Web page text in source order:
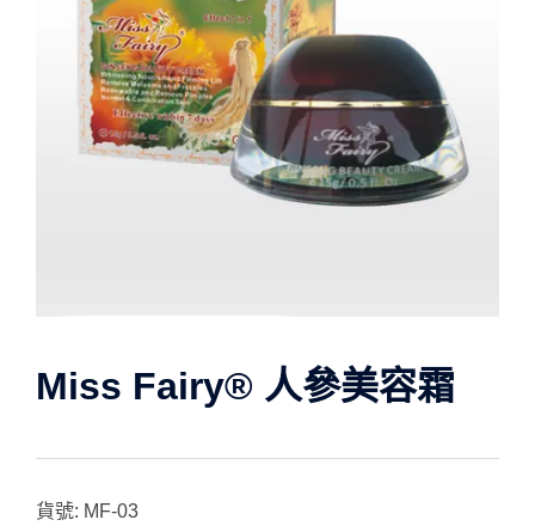
Miss Fairy® 人參美容霜
貨號: MF-03